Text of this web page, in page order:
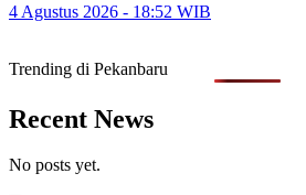
4 Agustus 2026 - 18:52 WIB
Trending di Pekanbaru
Recent News
No posts yet.